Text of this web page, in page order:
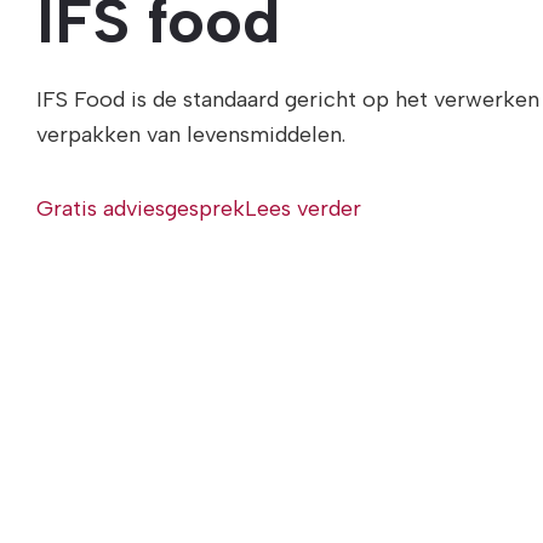
IFS food
IFS Food is de standaard gericht op het
verpakken van levensmiddelen.
Gratis adviesgesprekLees verder